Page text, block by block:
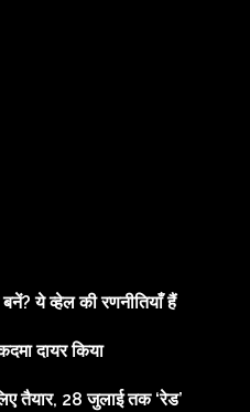
ये व्हेल की रणनीतियाँ हैं
दायर किया
तैयार, 28 जुलाई तक ‘रेड’